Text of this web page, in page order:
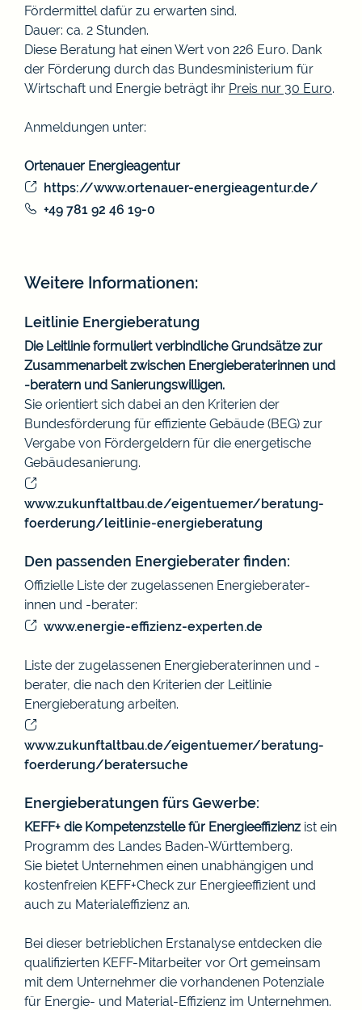
Fördermittel dafür zu erwarten sind.
Dauer: ca. 2 Stunden.
Diese Beratung hat einen Wert von 226 Euro. Dank
der Förderung durch das Bundesministerium für
Wirtschaft und Energie beträgt ihr Preis nur 30 Euro.
Anmeldungen unter:
Ortenauer Energieagentur
https://www.ortenauer-energieagentur.de/
+49 781 92 46 19-0
Weitere Informationen:
Leitlinie Energieberatung
Die Leitlinie formuliert verbindliche Grundsätze zur
Zusammenarbeit zwischen Energieberaterinnen und
-beratern und Sanierungswilligen.
Sie orientiert sich dabei an den Kriterien der
Bundesförderung für effiziente Gebäude (BEG) zur
Vergabe von Fördergeldern für die energetische
Gebäudesanierung.
www.zukunftaltbau.de/eigentuemer/beratung-
foerderung/leitlinie-energieberatung
Den passenden Energieberater finden:
Offizielle Liste der zugelassenen Energieberater-
innen und -berater:
www.energie-effizienz-experten.de
Liste der zugelassenen Energieberaterinnen und -
berater, die nach den Kriterien der Leitlinie
Energieberatung arbeiten.
www.zukunftaltbau.de/eigentuemer/beratung-
foerderung/beratersuche
Energieberatungen fürs Gewerbe:
KEFF+ die Kompetenzstelle für Energieeffizienz ist ein
Programm des Landes Baden-Württemberg.
Sie bietet Unternehmen einen unabhängigen und
kostenfreien KEFF+Check zur Energieeffizient und
auch zu Materialeffizienz an.
Bei dieser betrieblichen Erstanalyse entdecken die
qualifizierten KEFF-Mitarbeiter vor Ort gemeinsam
mit dem Unternehmer die vorhandenen Potenziale
für Energie- und Material-Effizienz im Unternehmen.